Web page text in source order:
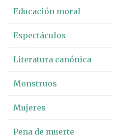
Educación moral
Espectáculos
Literatura canónica
Monstruos
Mujeres
Pena de muerte